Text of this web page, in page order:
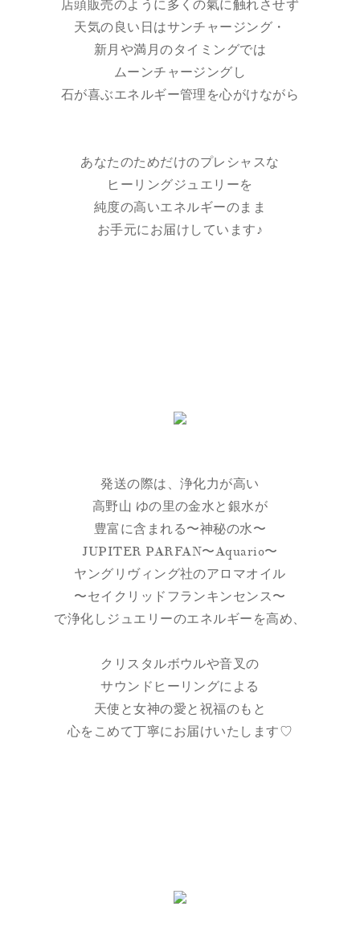
店頭販売のように多くの氣に触れさせず
天気の良い日はサンチャージング・
新月や満月のタイミングでは
ムーンチャージングし
石が喜ぶエネルギー管理を心がけながら
あなたのためだけのプレシャスな
ヒーリングジュエリーを
純度の高いエネルギーのまま
お手元にお届けしています♪
発送の際は、浄化力が高い
高野山 ゆの里の金水と銀水が
豊富に含まれる〜神秘の水〜
JUPITER PARFAN〜Aquario〜
ヤングリヴィング社のアロマオイル
〜セイクリッドフランキンセンス〜
で浄化しジュエリーのエネルギーを高め、
クリスタルボウルや音叉の
サウンドヒーリングによる
天使と女神の愛と祝福のもと
心をこめて丁寧にお届けいたします♡